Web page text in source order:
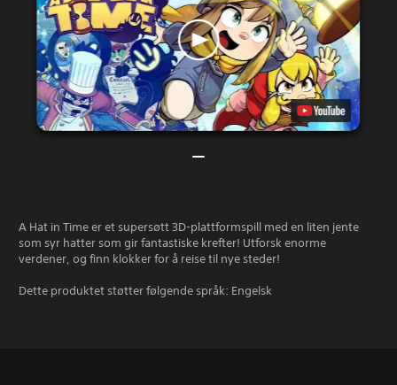
A Hat in Time er et supersøtt 3D-plattformspill med en liten jente
som syr hatter som gir fantastiske krefter! Utforsk enorme
verdener, og finn klokker for å reise til nye steder!
Dette produktet støtter følgende språk: Engelsk